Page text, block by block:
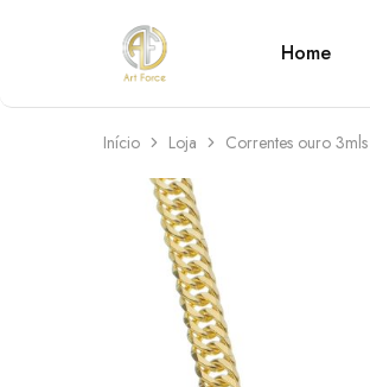
Art
Force
Semijoias
personalizadas
Home
Início Loja Correntes ouro 3mls